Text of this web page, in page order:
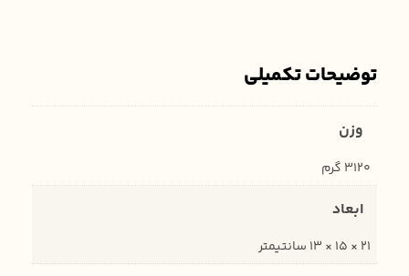
توضیحات تکمیلی
وزن
3120 گرم
ابعاد
21 × 15 × 13 سانتیمتر